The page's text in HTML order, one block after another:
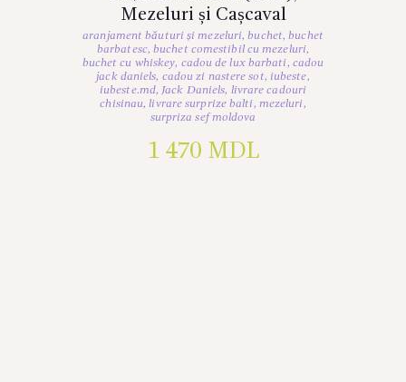
Mezeluri și Cașcaval
aranjament băuturi și mezeluri,buchet,buchet
barbatesc,buchet comestibil cu mezeluri,
buchet cu whiskey, cadou de lux barbati, cadou
jack daniels, cadou zi nastere sot, iubeste,
iubeste.md, Jack Daniels, livrare cadouri
chisinau,livrare surprize balti, mezeluri,
surpriza sef moldova
1 470 MDL